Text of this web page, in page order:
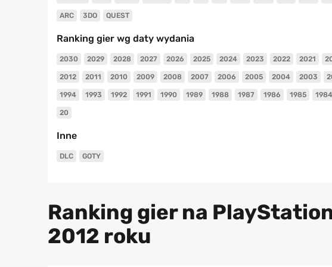
ARC 3DO QUEST
Ranking gier wg daty wydania
2030 2029 2028 2027 2026 2025 2024 2023 2022 2021
2012 2011 2010 2009 2008 2007 2006 2005 2004 2003
1994 1993 1992 1991 1990 1989 1988 1987 1986 1985 1984
20
Inne
DLC GOTY
Ranking gier na
2012 roku